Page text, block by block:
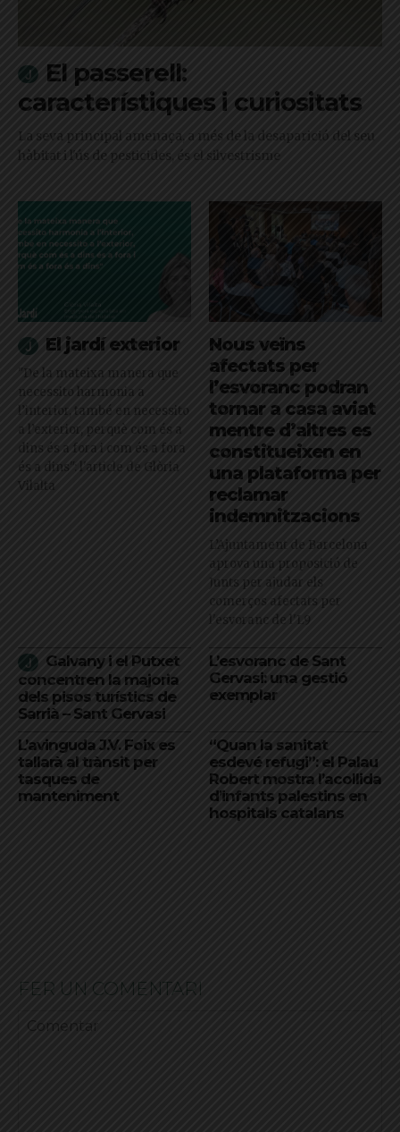
El passerell:
característiques i curiositats
La seva principal amenaça, a més de la desaparició del seu
hàbitat i l'ús de pesticides, és el silvestrisme
El jardí exterior
"De la mateixa manera que
necessito harmonia a
l’interior, també en necessito
a l’exterior, perquè com és a
dins és a fora i com és a fora
és a dins": l'article de Glòria
Vilalta
Nous veïns
afectats per
l’esvoranc podran
tornar a casa aviat
mentre d’altres es
constitueixen en
una plataforma per
reclamar
indemnitzacions
L’Ajuntament de Barcelona
aprova una proposició de
Junts per ajudar els
comerços afectats per
l'esvoranc de l'L9
Galvany i el Putxet
concentren la majoria
dels pisos turístics de
Sarrià – Sant Gervasi
L’esvoranc de Sant
Gervasi: una gestió
exemplar
L’avinguda J.V. Foix es
tallarà al trànsit per
tasques de
manteniment
“Quan la sanitat
esdevé refugi”: el Palau
Robert mostra l’acollida
d’infants palestins en
hospitals catalans
FER UN COMENTARI